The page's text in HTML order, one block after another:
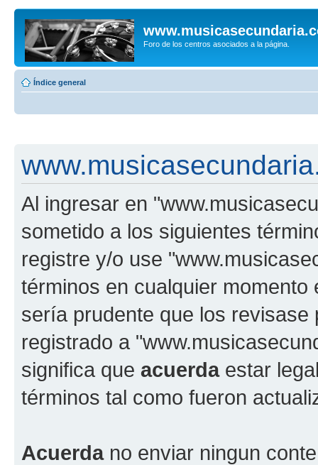
Foro de los centros asociados a la página.
Índice general
Al ingresar en
sometido a los siguientes
registre y/o use
términos en cualquier
sería prudente que los
registrado a
significa que acuerdaestar
términos tal como fueron
Acuerdano enviar ningun